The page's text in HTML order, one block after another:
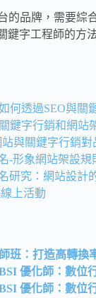
的品牌，需要綜
鍵字工程師的方
何透過SEO與關
鍵字行銷和網站
與關鍵字行銷對
-形象網站架設規
研究：網站設計
上活動
班：打造高轉換
優化師：數位
優化師：數位